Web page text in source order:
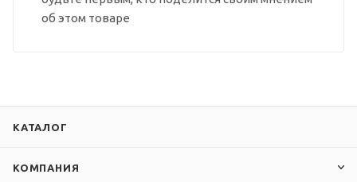
об этом товаре
КАТАЛОГ
КОМПАНИЯ